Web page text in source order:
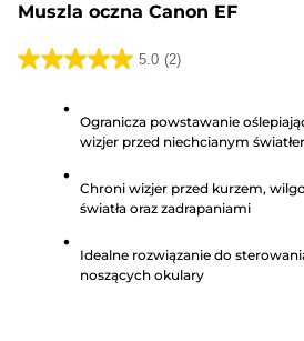
Muszla oczna Canon EF
5.0 (2)
5.0
gwiazdek.
Recenzji
Ogranicza powstawanie
wizjer przed niechcianym
Chroni wizjer przed kurzem,
światła oraz zadrapaniami
Idealne rozwiązanie do
noszących okulary